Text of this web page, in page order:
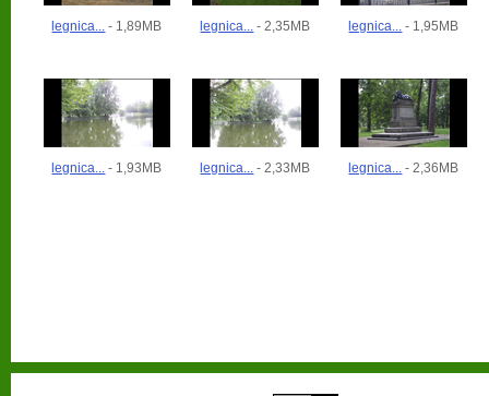
legnica... - 1,89MB legnica... - 2,35MB legnica... - 1,95MB
legnica... - 1,93MB legnica... - 2,33MB legnica... - 2,36MB